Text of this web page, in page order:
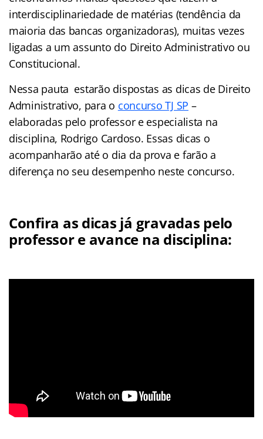
interdisciplinariedade de matérias (tendência da
maioria das bancas organizadoras), muitas vezes
ligadas a um assunto do Direito Administrativo ou
Constitucional.
Nessa pauta estarão dispostas as dicas de Direito
Administrativo, para o concurso TJ SP –
elaboradas pelo professor e especialista na
disciplina, Rodrigo Cardoso. Essas dicas o
acompanharão até o dia da prova e farão a
diferença no seu desempenho neste concurso.
Confira as dicas já gravadas pelo
professor e avance na disciplina: